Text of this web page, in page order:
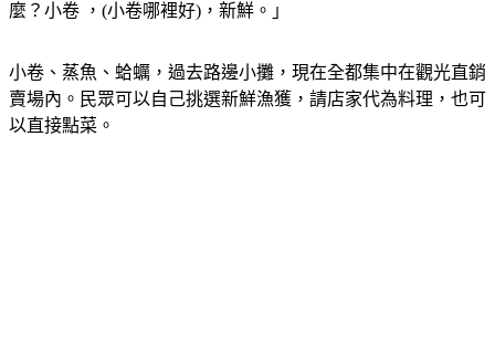
麼？小卷 ，(小卷哪裡好)，新鮮。」
小卷、蒸魚、蛤蠣，過去路邊小攤，現在全都集中在觀光直銷
賣場內。民眾可以自己挑選新鮮漁獲，請店家代為料理，也可
以直接點菜。